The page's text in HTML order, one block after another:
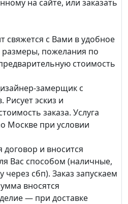
на сайте, или заказать
свяжется с Вами в удобное
размеры, пожелания по
стоимость
замерщик с
эскиз и
заказа. Услуга
Москве при условии
договор и вносится
Вас способом (наличные,
через сбп). Заказ запускаем
вносятся
— при доставке